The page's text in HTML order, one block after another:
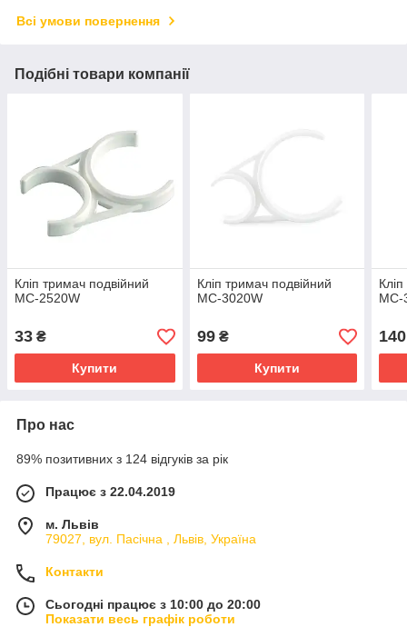
Всі умови повернення
Подібні товари компанії
Кліп тримач подвійний
MC-2520W
33 ₴
Купити
Кліп тримач подвійний
MC-3020W
99₴
Купити
MC-
140
Про нас
89% позитивних з 124 відгуків за рік
Працює з 22.04.2019
м. Львів
79027, вул. Пасічна , Львів, Україна
Контакти
Сьогодні працює з 10:00 до 20:00
Показати весь графік роботи